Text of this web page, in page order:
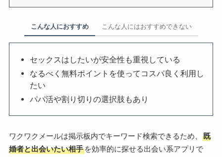
こんな人におすすめ こんな人にはおすすめできない
セックスはしたいが安全性も重視している
なるべく無料ポイントを使ってコスパ良く利用し
たい
パパ活や割り切りの選択肢もあり
ワクワクメールは掲示板内でキーワード検索できるため、
既
婚者と出会いたい相手を効率的に探せる出会い系アプリで